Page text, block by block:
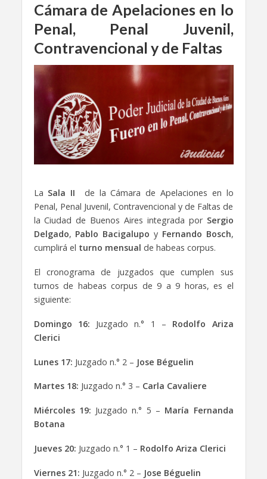
Cámara de Apelaciones en lo
Penal, Penal Juvenil,
Contravencional y de Faltas
La Sala II
de la Cámara de Apelaciones en lo
Penal, Penal Juvenil, Contravencional y de Faltas de
la Ciudad de Buenos Aires integrada por Sergio
Delgado, Pablo Bacigalupo y Fernando Bosch,
cumplirá el turno mensual de habeas corpus.
El cronograma de juzgados que cumplen sus
turnos de habeas corpus de 9 a 9 horas, es el
siguiente:
Domingo 16: Juzgado n.° 1 – Rodolfo Ariza
Clerici
Lunes 17: Juzgado n.° 2 – Jose Béguelin
Martes 18: Juzgado n.° 3 – Carla Cavaliere
Miércoles 19: Juzgado n.° 5 – María Fernanda
Botana
Jueves 20: Juzgado n.° 1 – Rodolfo Ariza Clerici
Viernes 21: Juzgado n.° 2 – Jose Béguelin